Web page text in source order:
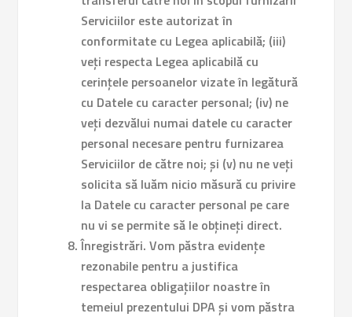
Serviciilor este autorizat în
conformitate cu Legea aplicabilă; (iii)
veți respecta Legea aplicabilă cu
cerințele persoanelor vizate în legătură
cu Datele cu caracter personal; (iv) ne
veți dezvălui numai datele cu caracter
personal necesare pentru furnizarea
Serviciilor de către noi; și (v) nu ne veți
solicita să luăm nicio măsură cu privire
la Datele cu caracter personal pe care
nu vi se permite să le obțineți direct.
Înregistrări. Vom păstra evidențe
rezonabile pentru a justifica
respectarea obligațiilor noastre în
temeiul prezentului DPA și vom păstra